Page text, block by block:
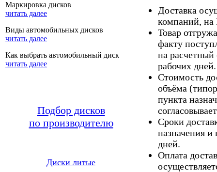
Маркировка дисков
читать далее
Виды автомобильных дисков
читать далее
Как выбрать автомобильный диск
читать далее
Подбор дисков
по производителю
Диски литые
Доставка
компаний,
Товар
факту
на расчетный
рабочих дней.
Стоимость
объёма
пункта
Сроки
назначения и
дней.
Оплата